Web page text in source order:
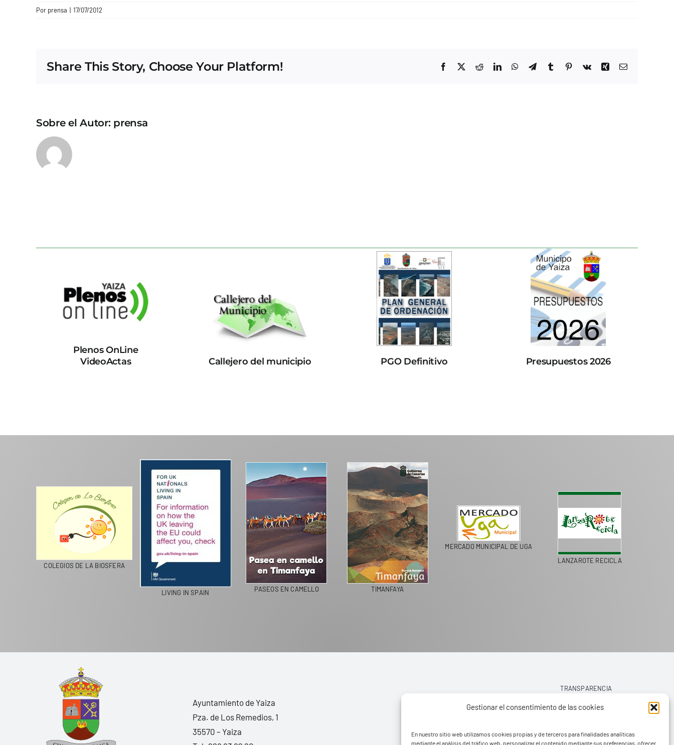
Gestionar el consentimiento de las cookies
En nuestro sitio web utilizamos cookies propias y de terceros para finalidades analíticas
mediante el análisis del tráfico web, personalizar el contenido mediante sus preferencias, ofrecer
Por prensa | 17/07/2012
Share This Story, Choose Your Platform! Facebook
X RedditLinkedInWhatsApp
TelegramTumblrPinterest
Vk Xing Correo
Sobre el Autor: prensa
Plenos OnLine
VideoActas
Callejero del municipio PGO Definitivo Presupuestos 2026
COLEGIOS DE LA BIOSFERA
LIVING IN SPAIN PASEOS EN CAMELLO TIMANFAYA
MERCADO MUNICIPAL DE UGA
LANZAROTE RECICLA
Ayuntamiento de Yaiza
Pza. de Los Remedios, 1
35570 – Yaiza
TRANSPARENCIA
AVISO LEGAL
POLÍTICA DE PRIVACIDAD